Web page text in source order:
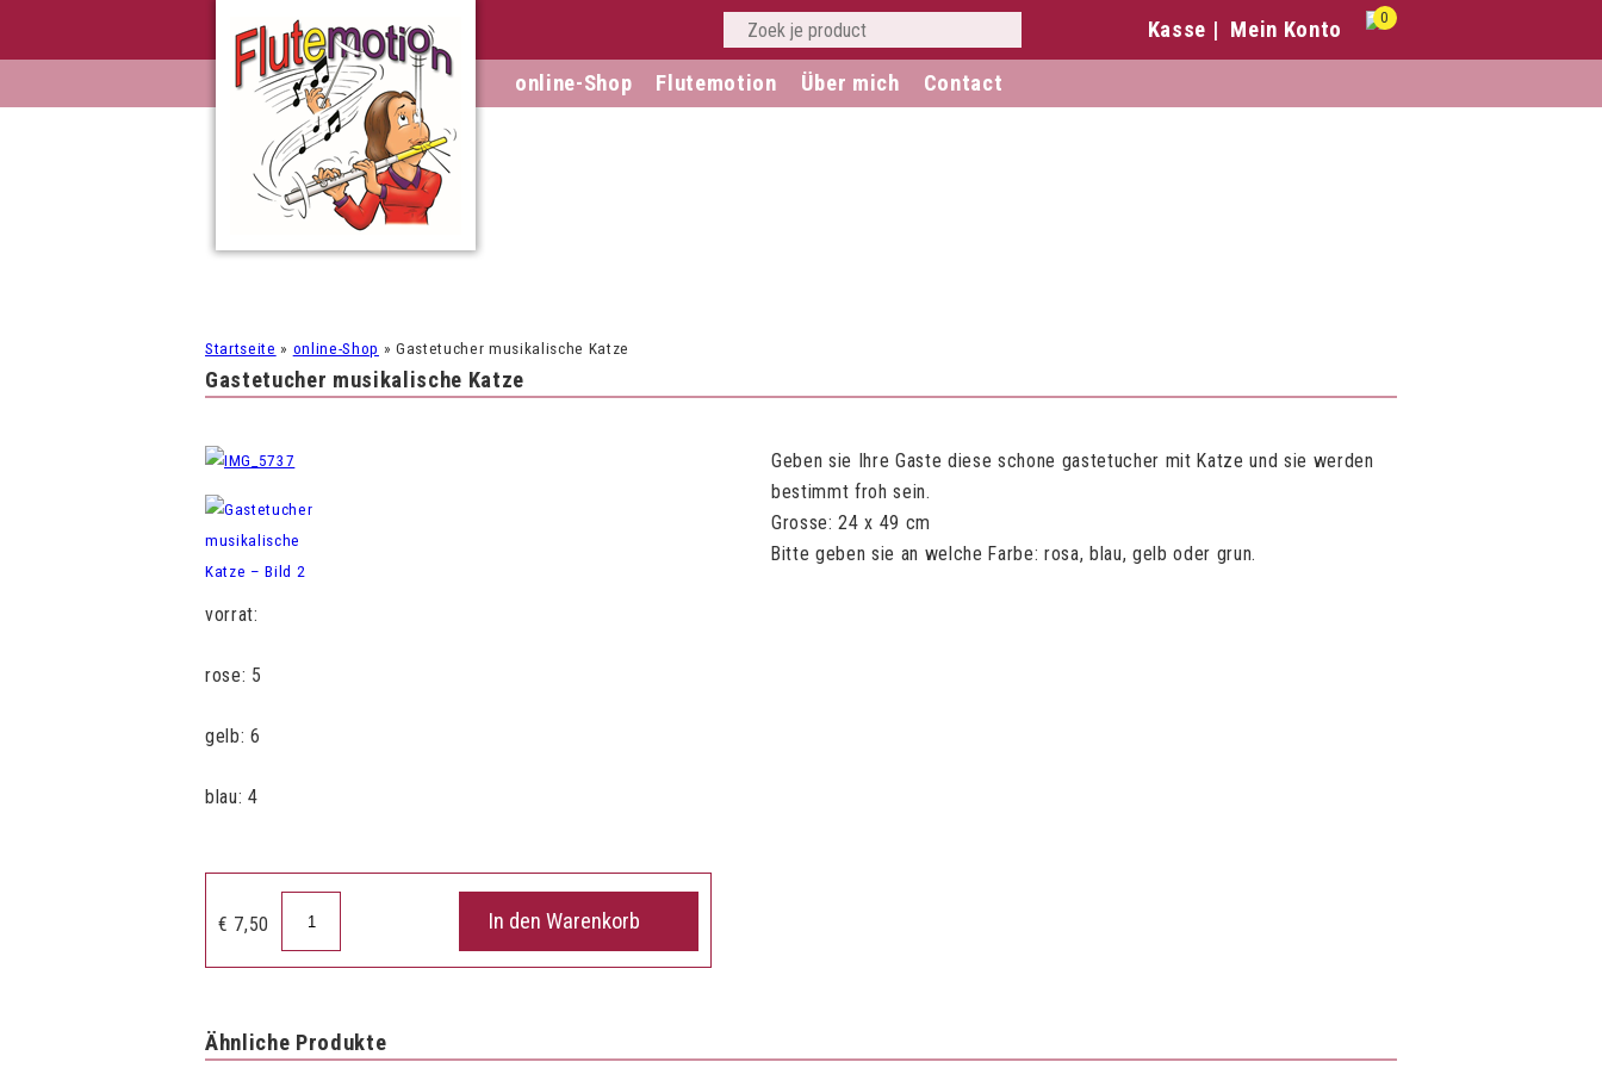
0
Kasse Mein Konto
online-Shop Flutemotion Über mich Contact
Startseite » online-Shop »Gastetucher musikalische Katze
Gastetucher musikalische Katze
Geben sie Ihre Gaste diese schone gastetucher mit Katze und sie werden
bestimmt froh sein.
Grosse: 24 x 49 cm
Bitte geben sie an welche Farbe: rosa, blau, gelb oder grun.
vorrat:
rose: 5
gelb: 6
blau: 4
€ 7,50
Katze
In den Warenkorb
Ähnliche Produkte